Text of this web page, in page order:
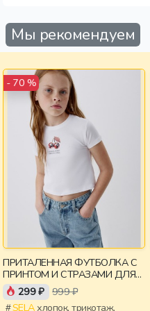
Мы рекомендуем
- 70 %
ПРИТАЛЕННАЯ ФУТБОЛКА С
ПРИНТОМ И СТРАЗАМИ ДЛЯ
ДЕВОЧЕК
299 ₽ 999 ₽
SELAхлопок, трикотаж,